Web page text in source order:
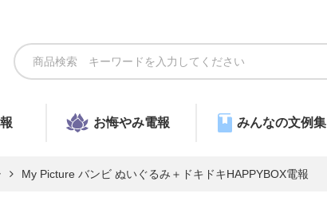
お悔やみ電報 みんなの文例集
My Picture バンビ ぬいぐるみ＋ドキドキHAPPYBOX電報